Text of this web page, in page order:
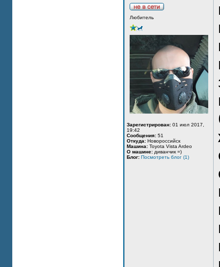
Любитель
Зарегистрирован: 01 июл 2017,
19:42
Сообщения: 51
Откуда: Новороссийск
Машина: Toyota Vista Ardeo
О машине: диванчик =)
Блог: Посмотреть блог (1)